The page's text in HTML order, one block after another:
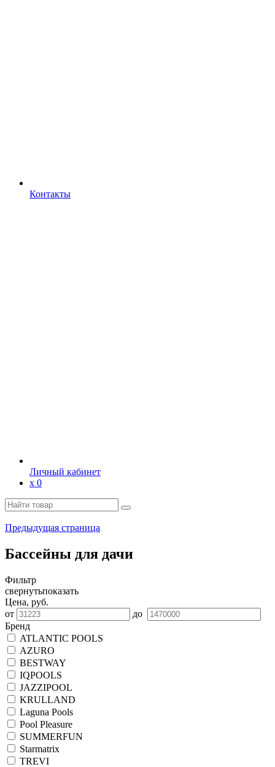
Контакты
Личный кабинет
х 0
Предыдущая страница
Бассейны для дачи
Фильтр
свернутьпоказать
Цена, руб.
от
до
Бренд
ATLANTIC POOLS
AZURO
BESTWAY
IQPOOLS
JAZZIPOOL
KRULLAND
Laguna Pools
Pool Pleasure
SUMMERFUN
Starmatrix
TREVI